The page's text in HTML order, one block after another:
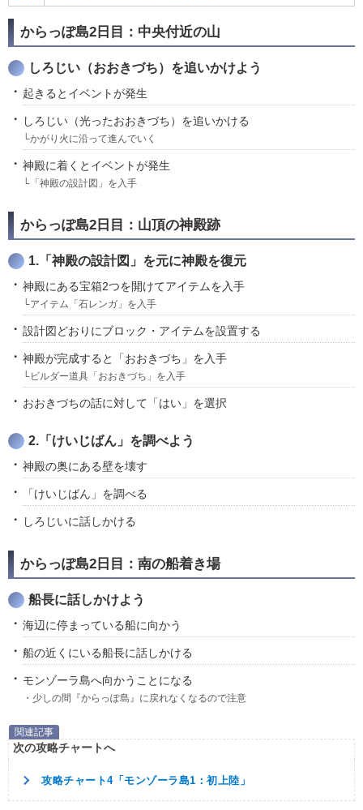
からっぽ島2日目：中央付近の山
しろじい（おおきづち）を追いかけよう
起きるとイベントが発生
しろじい（光ったおおきづち）を追いかける
└かがり火に沿って進んでいく
神殿に着くとイベントが発生
└「神殿の設計図」を入手
からっぽ島2日目：山頂の神殿跡
1.「神殿の設計図」を元に神殿を復元
神殿にある宝箱2つを開けてアイテムを入手
└アイテム「石レンガ」を入手
設計図どおりにブロック・アイテムを設置する
神殿が完成すると「おおきづち」を入手
└ビルダー道具「おおきづち」を入手
おおきづちの話に対して「はい」を選択
2.「けいじばん」を調べよう
神殿の奥にある壁を壊す
「けいじばん」を調べる
しろじいに話しかける
からっぽ島2日目：南の船着き場
船長に話しかけよう
海辺に停まっている船に向かう
船の近くにいる船長に話しかける
モンゾーラ島へ向かうことになる
・少しの間『からっぽ島』に戻れなくなるので注意
次の攻略チャートへ
攻略チャート4「モンゾーラ島1：初上陸」